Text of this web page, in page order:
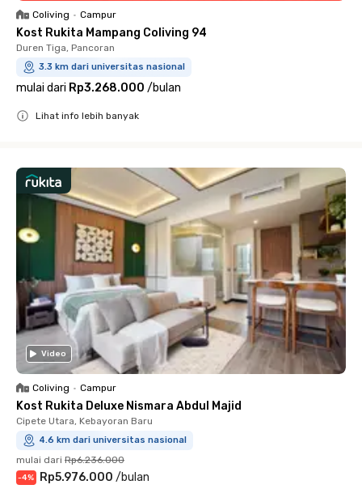
Coliving • Campur
Kost Rukita Mampang Coliving 94
Duren Tiga, Pancoran
3.3 km dari universitas nasional
mulai dari Rp3.268.000 /bulan
Lihat info lebih banyak
Video
Coliving • Campur
Kost Rukita Deluxe Nismara Abdul Majid
Cipete Utara, Kebayoran Baru
4.6 km dari universitas nasional
mulai dari Rp6.236.000
-4% Rp5.976.000 /bulan